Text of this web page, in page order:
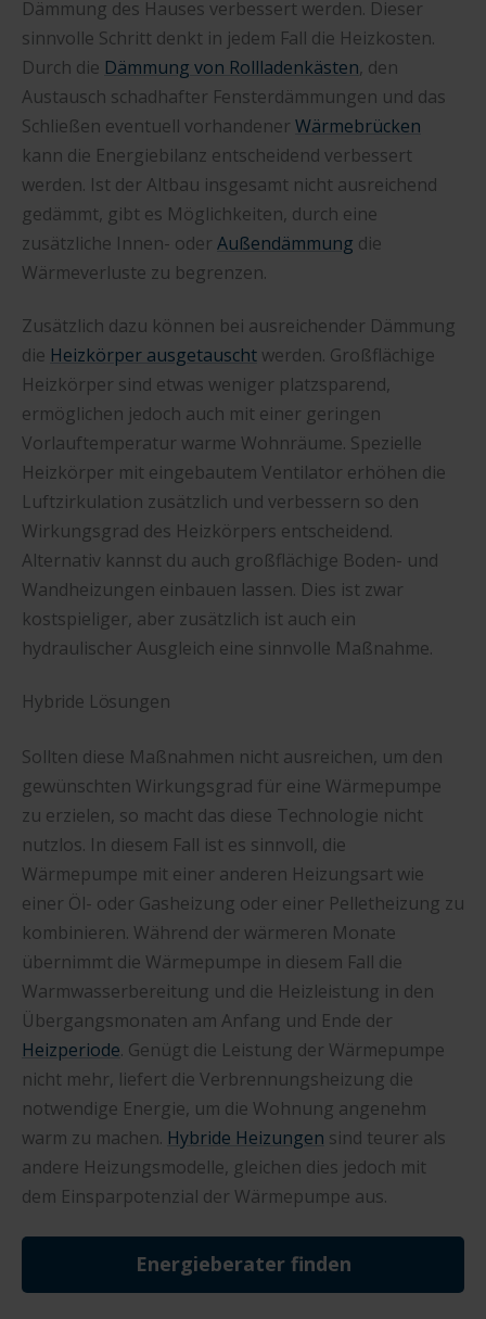
Dämmung des Hauses verbessert werden. Dieser
sinnvolle Schritt denkt in jedem Fall die Heizkosten.
Durch die Dämmung von Rollladenkästen, den
Austausch schadhafter Fensterdämmungen und das
Schließen eventuell vorhandener Wärmebrücken
kann die Energiebilanz entscheidend verbessert
werden. Ist der Altbau insgesamt nicht ausreichend
gedämmt, gibt es Möglichkeiten, durch eine
zusätzliche Innen- oder Außendämmung die
Wärmeverluste zu begrenzen.
Zusätzlich dazu können bei ausreichender Dämmung
die Heizkörper ausgetauscht werden. Großflächige
Heizkörper sind etwas weniger platzsparend,
ermöglichen jedoch auch mit einer geringen
Vorlauftemperatur warme Wohnräume. Spezielle
Heizkörper mit eingebautem Ventilator erhöhen die
Luftzirkulation zusätzlich und verbessern so den
Wirkungsgrad des Heizkörpers entscheidend.
Alternativ kannst du auch großflächige Boden- und
Wandheizungen einbauen lassen. Dies ist zwar
kostspieliger, aber zusätzlich ist auch ein
hydraulischer Ausgleich eine sinnvolle Maßnahme.
Hybride Lösungen
Sollten diese Maßnahmen nicht ausreichen, um den
gewünschten Wirkungsgrad für eine Wärmepumpe
zu erzielen, so macht das diese Technologie nicht
nutzlos. In diesem Fall ist es sinnvoll, die
Wärmepumpe mit einer anderen Heizungsart wie
einer Öl- oder Gasheizung oder einer Pelletheizung zu
kombinieren. Während der wärmeren Monate
übernimmt die Wärmepumpe in diesem Fall die
Warmwasserbereitung und die Heizleistung in den
Übergangsmonaten am Anfang und Ende der
Heizperiode. Genügt die Leistung der Wärmepumpe
nicht mehr, liefert die Verbrennungsheizung die
notwendige Energie, um die Wohnung angenehm
warm zu machen. Hybride Heizungen sind teurer als
andere Heizungsmodelle, gleichen dies jedoch mit
dem Einsparpotenzial der Wärmepumpe aus.
Energieberater finden